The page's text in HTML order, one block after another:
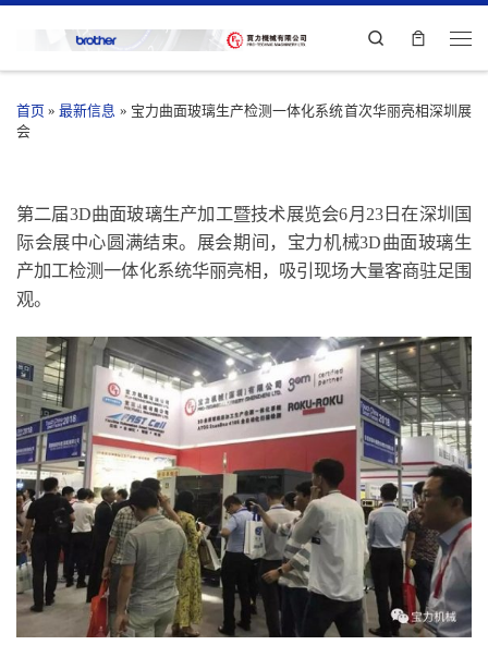
Search
首页 » 最新信息 » 宝力曲面玻璃生产检测一体化系统首次华丽亮相深圳展
会
第二届3D曲面玻璃生产加工暨技术展览会6月23日在深圳国
际会展中心圆满结束。展会期间，宝力机械3D曲面玻璃生
产加工检测一体化系统华丽亮相，吸引现场大量客商驻足围
观。